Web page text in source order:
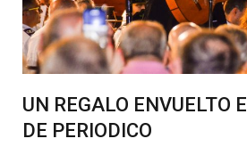
UN REGALO ENVUELTO
DE PERIODICO